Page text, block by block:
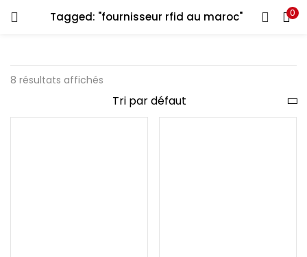
Tagged: "fournisseur rfid au maroc" 0
8 résultats affichés